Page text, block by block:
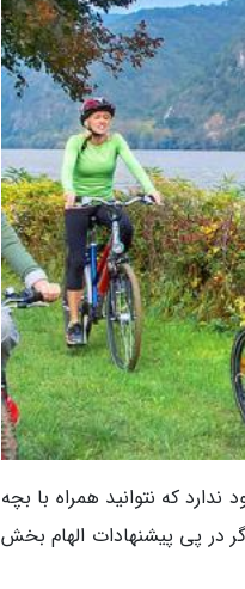
که نتوانید همراه با بچه
در پی پیشنهادات الهام بخش